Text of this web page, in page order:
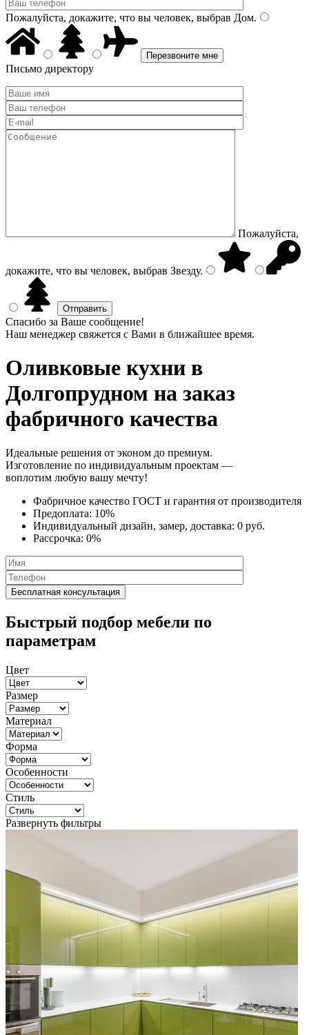
Пожалуйста, докажите, что вы человек, выбрав Дом.
Письмо директору
Пожалуйста,
докажите, что вы человек, выбрав Звезду.
Спасибо за Ваше сообщение!
Наш менеджер свяжется с Вами в ближайшее время.
Оливковые кухни в
Долгопрудном на заказ
фабричного качества
Идеальные решения от эконом до премиум.
Изготовление по индивидуальным проектам —
воплотим любую вашу мечту!
Фабричное качество ГОСТ и гарантия от производителя
Предоплата: 10%
Индивидуальный дизайн, замер, доставка: 0 руб.
Рассрочка: 0%
Быстрый подбор мебели по
параметрам
Цвет
Размер
Материал
Форма
Особенности
Стиль
Развернуть фильтры